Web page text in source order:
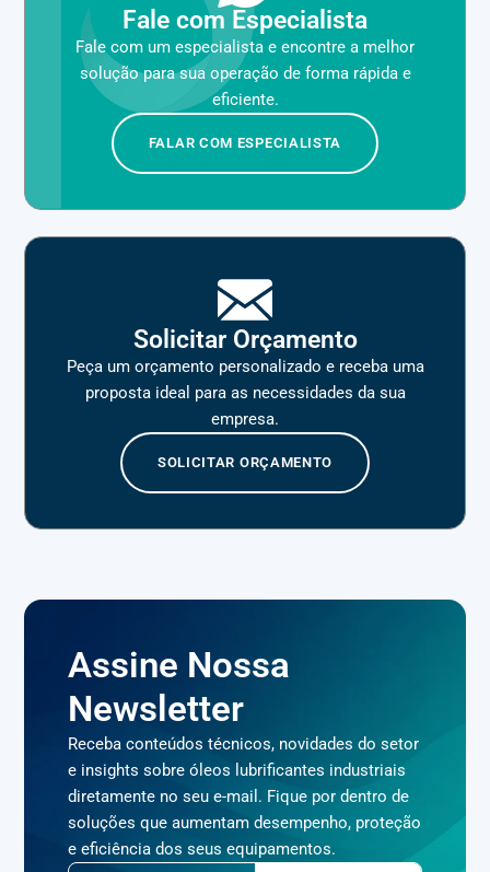
Fale com Especialista
Fale com um especialista e encontre a melhor
solução para sua operação de forma rápida e
eficiente.
FALAR COM ESPECIALISTA
Solicitar Orçamento
Peça um orçamento personalizado e receba uma
proposta ideal para as necessidades da sua
empresa.
SOLICITAR ORÇAMENTO
Assine Nossa
Newsletter
Receba conteúdos técnicos, novidades do setor
e insights sobre óleos lubrificantes industriais
diretamente no seu e-mail. Fique por dentro de
soluções que aumentam desempenho, proteção
e eficiência dos seus equipamentos.